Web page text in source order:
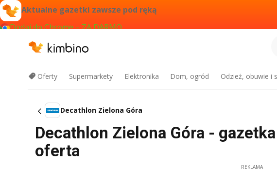
Aktualne gazetki zawsze pod ręką
Dodaj do Chrome – ZA DARMO
Oferty Supermarkety Elektronika Dom, ogród Odzież, obuwie i
Decathlon Zielona Góra
Decathlon Zielona Góra -
oferta
REKLAMA